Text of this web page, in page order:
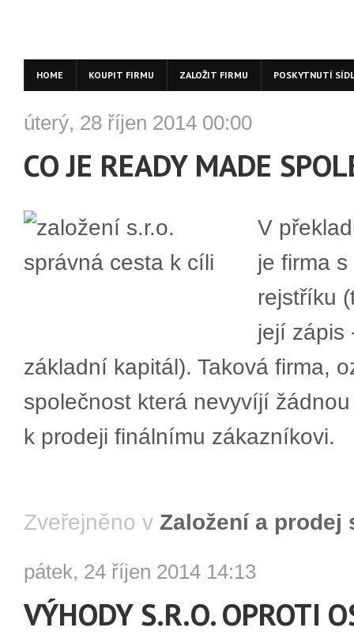
HOME KOUPIT FIRMU ZALOŽIT FIRMU POSKYTNUTÍ
úterý, 28 říjen 2014 00:00
CO JE READY MADE
V
je firma
rejstříku
její zápis
základní kapitál). Taková firma,
společnost která nevyvíjí
k prodeji finálnímu zákazníkovi.
Zveřejněno v Založení a prodej
pátek, 24 říjen 2014 14:13
VÝHODY S.R.O. OPROTI